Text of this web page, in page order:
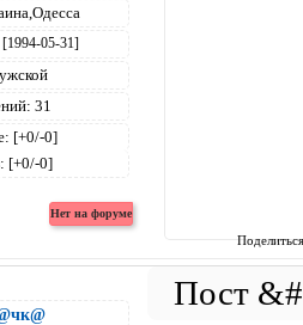
[1994-05-31]
31
[+0/-0]
[+0/-0]